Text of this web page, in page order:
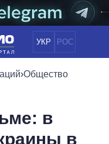
УКР РОС
›Общество
в
в